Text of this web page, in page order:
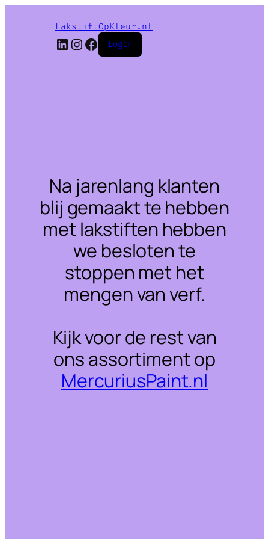
LakstiftOpKleur.nl
LinkedIn
Instagram
Facebook
Login
Na jarenlang klanten
blij gemaakt te hebben
met lakstiften hebben
we besloten te
stoppen met het
mengen van verf.
Kijk voor de rest van
ons assortiment op
MercuriusPaint.nl